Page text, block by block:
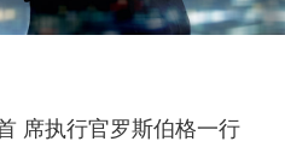
席执行官罗斯伯格一行